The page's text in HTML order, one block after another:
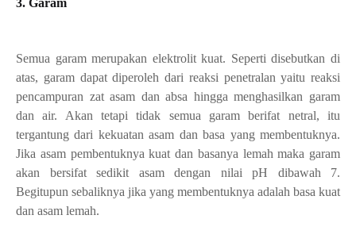
3. Garam
Semua garam merupakan elektrolit kuat. Seperti disebutkan di
atas, garam dapat diperoleh dari reaksi penetralan yaitu reaksi
pencampuran zat asam dan absa hingga menghasilkan garam
dan air. Akan tetapi tidak semua garam berifat netral, itu
tergantung dari kekuatan asam dan basa yang membentuknya.
Jika asam pembentuknya kuat dan basanya lemah maka garam
akan bersifat sedikit asam dengan nilai pH dibawah 7.
Begitupun sebaliknya jika yang membentuknya adalah basa kuat
dan asam lemah.